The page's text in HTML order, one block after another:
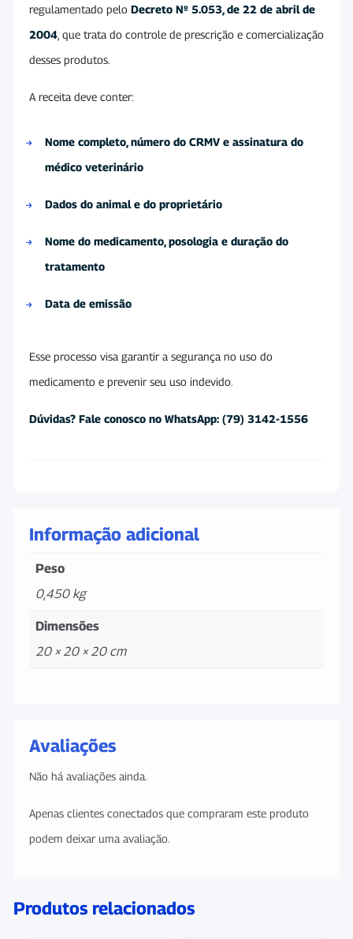
regulamentado pelo Decreto Nº 5.053, de 22 de abril de
2004 , que trata do controle de prescrição e comercialização
desses produtos.
A receita deve conter:
Nome completo, número do CRMV e assinatura do
médico veterinário
Dados do animal e do proprietário
Nome do medicamento, posologia e duração do
tratamento
Data de emissão
Esse processo visa garantir a segurança no uso do
medicamento e prevenir seu uso indevido.
Dúvidas? Fale conosco no WhatsApp: (79) 3142-1556
Informação adicional
Peso
0,450 kg
Dimensões
20 × 20 × 20 cm
Avaliações
Não há avaliações ainda.
Apenas clientes conectados que compraram este produto
podem deixar uma avaliação.
Produtos relacionados